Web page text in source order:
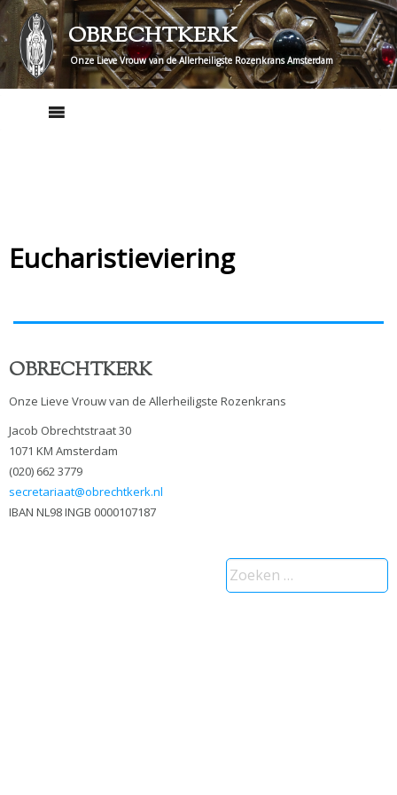
Skip
to
content
OBRECHTKERK
Onze Lieve Vrouw van de Allerheiligste Rozenkrans Amsterdam
Eucharistieviering
OBRECHTKERK
Onze Lieve Vrouw van de Allerheiligste Rozenkrans
Jacob Obrechtstraat 30
1071 KM Amsterdam
(020) 662 3779
secretariaat@obrechtkerk.nl
IBAN NL98 INGB 0000107187
Zoeken
naar: